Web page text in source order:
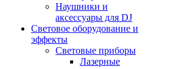
Наушники и
аксессуары для DJ
Световое оборудование и
эффекты
Световые приборы
Лазерные